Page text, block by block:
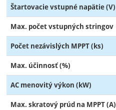
Štartovacie vstupné napätie (V)
Max. počet vstupných stringov
Počet nezávislých MPPT (ks)
Max. účinnosť (%)
AC menovitý výkon (kW)
Max. skratový prúd na MPPT (A)